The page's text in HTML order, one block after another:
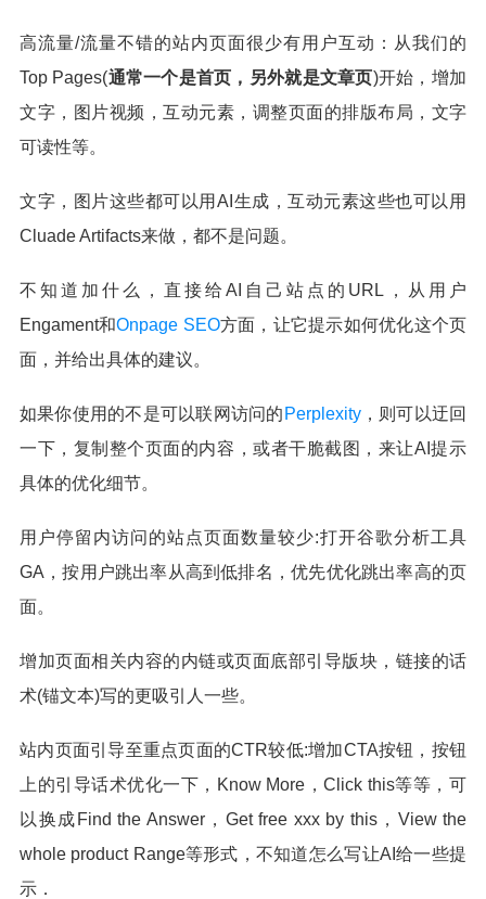
高流量/流量不错的站内页面很少有用户互动：从我们的
Top Pages(通常一个是首页，另外就是文章页)开始，增加
文字，图片视频，互动元素，调整页面的排版布局，文字
可读性等。
文字，图片这些都可以用AI生成，互动元素这些也可以用
Cluade Artifacts来做，都不是问题。
不知道加什么，直接给AI自己站点的URL，从用户
Engament和Onpage SEO方面，让它提示如何优化这个页
面，并给出具体的建议。
如果你使用的不是可以联网访问的 Perplexity，则可以迂回
一下，复制整个页面的内容，或者干脆截图，来让AI提示
具体的优化细节。
用户停留内访问的站点页面数量较少:打开谷歌分析工具
GA，按用户跳出率从高到低排名，优先优化跳出率高的页
面。
增加页面相关内容的内链或页面底部引导版块，链接的话
术(锚文本)写的更吸引人一些。
站内页面引导至重点页面的CTR较低:增加CTA按钮，按钮
上的引导话术优化一下，Know More，Click this等等，可
以换成Find the Answer，Get free xxx by this，View the
whole product Range等形式，不知道怎么写让AI给一些提
示．